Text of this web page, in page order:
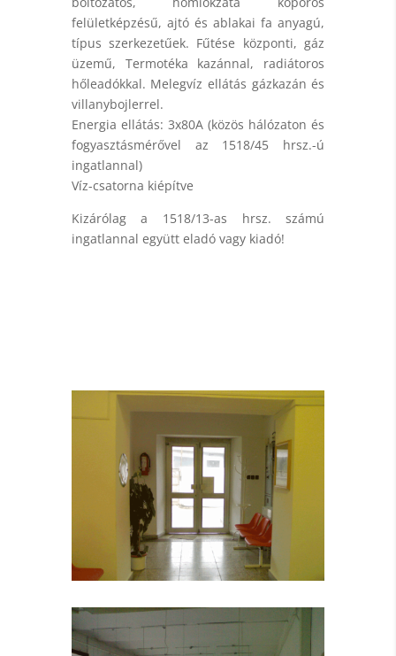
felületképzésű, ajtó és ablakai fa anyagú,
típus szerkezetűek. Fűtése központi, gáz
üzemű, Termotéka kazánnal, radiátoros
hőleadókkal. Melegvíz ellátás gázkazán és
villanybojlerrel.
Energia ellátás: 3x80A (közös hálózaton és
fogyasztásmérővel az 1518/45 hrsz.-ú
ingatlannal)
Víz-csatorna kiépítve
Kizárólag a 1518/13-as hrsz. számú
ingatlannal együtt eladó vagy kiadó!